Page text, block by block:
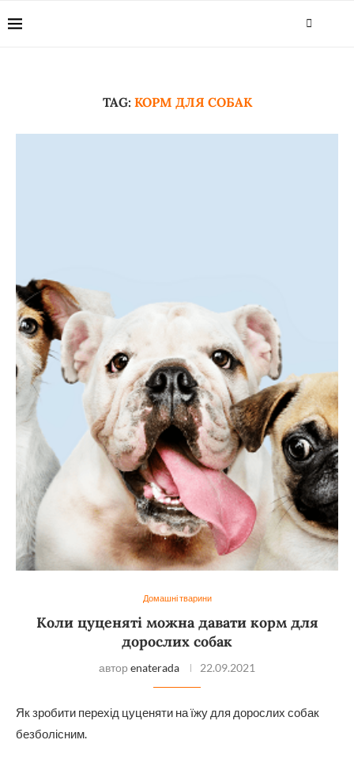
TAG: КОРМ ДЛЯ СОБАК
Домашні тварини
Коли цуценяті можна давати корм для
дорослих собак
автор enaterada 22.09.2021
Як зробити перехід цуценяти на їжу для дорослих собак
безболісним.